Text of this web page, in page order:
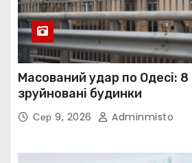
Масований удар по Одесі:
зруйновані будинки
Сер 9, 2026 Adminmisto